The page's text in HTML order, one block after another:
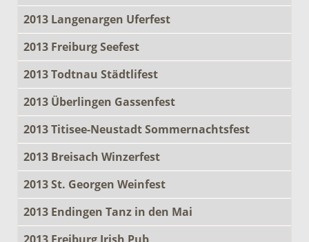
2013 Langenargen Uferfest
2013 Freiburg Seefest
2013 Todtnau Städtlifest
2013 Überlingen Gassenfest
2013 Titisee-Neustadt Sommernachtsfest
2013 Breisach Winzerfest
2013 St. Georgen Weinfest
2013 Endingen Tanz in den Mai
2013 Freiburg Irish Pub